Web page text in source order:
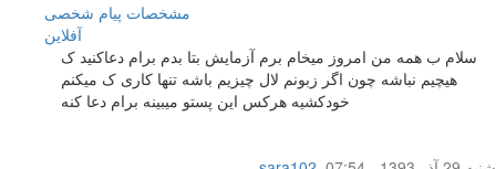
مشخصات پیام شخصی
آفلاين
سلام ب همه من امروز میخام برم آزمایش بتا بدم برام دعاکنید ک
هیچیم نباشه چون اگر زبونم لال چیزیم باشه تنها کاری ک میکنم
خودکشیه هرکس این پستو میبینه برام دعا کنه